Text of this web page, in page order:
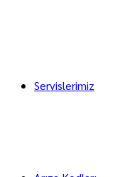
Servislerimiz